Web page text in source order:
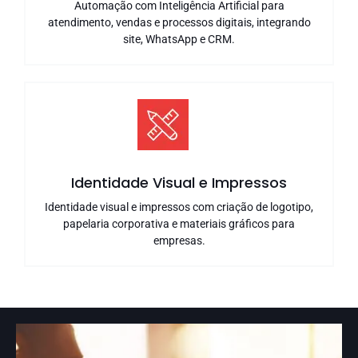
Automação com Inteligência Artificial para
atendimento, vendas e processos digitais, integrando
site, WhatsApp e CRM.
Identidade Visual e Impressos
Identidade visual e impressos com criação de logotipo,
papelaria corporativa e materiais gráficos para
empresas.